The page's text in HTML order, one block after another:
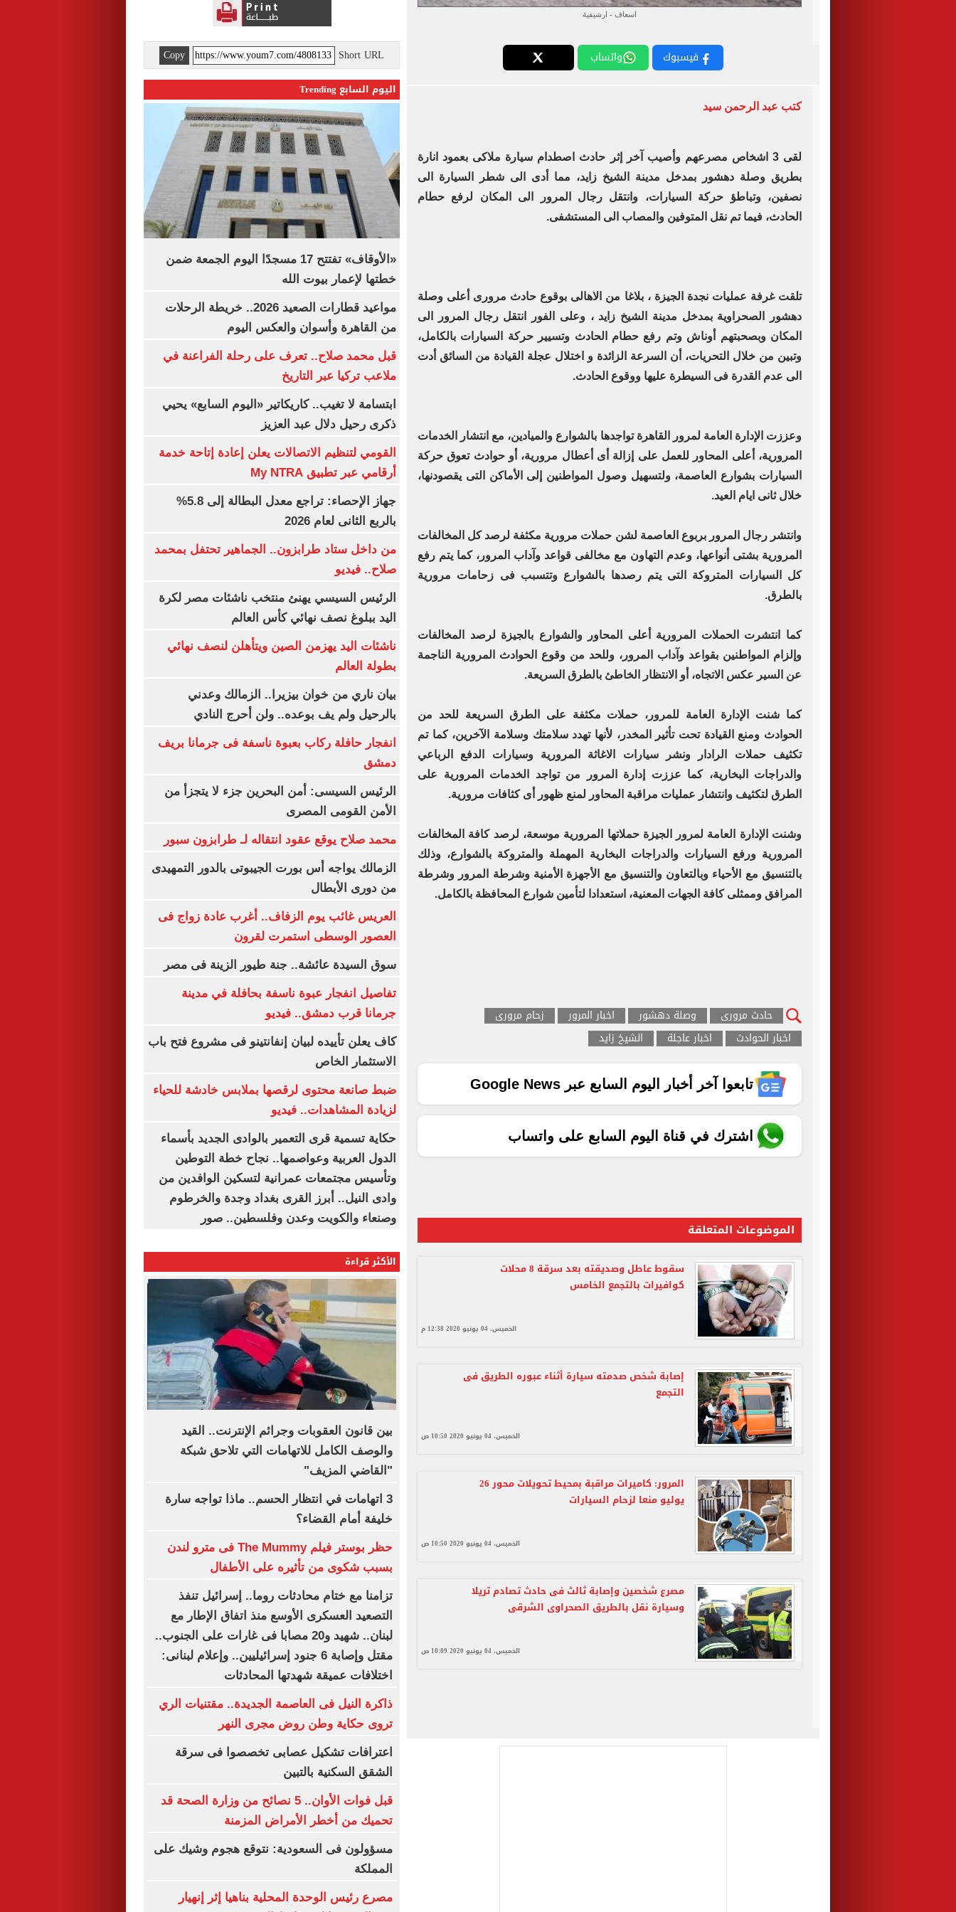
اسعاف - ارشيفية
فيسبوك واتساب
كتب عبد الرحمن سيد
لقى 3 اشخاص مصرعهم وأصيب آخر إثر حادث اصطدام سيارة ملاكى بعمود انارة
بطريق وصلة دهشور بمدخل مدينة الشيخ زايد، مما أدى الى شطر السيارة الى
نصفين، وتباطؤ حركة السيارات، وانتقل رجال المرور الى المكان لرفع حطام
الحادث، فيما تم نقل المتوفين والمصاب الى المستشفى.
تلقت غرفة عمليات نجدة الجيزة ، بلاغا من الاهالى بوقوع حادث مرورى أعلى وصلة
دهشور الصحراوية بمدخل مدينة الشيخ زايد ، وعلى الفور انتقل رجال المرور الى
المكان وبصحبتهم أوناش وتم رفع حطام الحادث وتسيير حركة السيارات بالكامل،
وتبين من خلال التحريات، أن السرعة الزائدة و اختلال عجلة القيادة من السائق أدت
الى عدم القدرة فى السيطرة عليها ووقوع الحادث.
وعززت الإدارة العامة لمرور القاهرة تواجدها بالشوارع والميادين، مع انتشار الخدمات
المرورية، أعلى المحاور للعمل على إزالة أى أعطال مرورية، أو حوادث تعوق حركة
السيارات بشوارع العاصمة، ولتسهيل وصول المواطنين إلى الأماكن التى يقصودنها،
خلال ثانى ايام العيد.
وانتشر رجال المرور بربوع العاصمة لشن حملات مرورية مكثفة لرصد كل المخالفات
المرورية بشتى أنواعها، وعدم التهاون مع مخالفى قواعد وآداب المرور، كما يتم رفع
كل السيارات المتروكة التى يتم رصدها بالشوارع وتتسبب فى زحامات مرورية
بالطرق.
كما انتشرت الحملات المرورية أعلى المحاور والشوارع بالجيزة لرصد المخالفات
وإلزام المواطنين بقواعد وآداب المرور، وللحد من وقوع الحوادث المرورية الناجمة
عن السير عكس الاتجاه، أو الانتظار الخاطئ بالطرق السريعة.
كما شنت اﻹدارة العامة للمرور، حملات مكثفة على الطرق السريعة للحد من
الحوادث ومنع القيادة تحت تأثير المخدر، لأنها تهدد سلامتك وسلامة الآخرين، كما تم
تكثيف حملات الرادار ونشر سيارات الاغاثة المرورية وسيارات الدفع الرباعي
والدراجات البخارية، كما عززت إدارة المرور من تواجد الخدمات المرورية على
الطرق لتكثيف وانتشار عمليات مراقبة المحاور لمنع ظهور أى كثافات مرورية.
وشنت الإدارة العامة لمرور الجيزة حملاتها المرورية موسعة، لرصد كافة المخالفات
المرورية ورفع السيارات والدراجات البخارية المهملة والمتروكة بالشوارع، وذلك
بالتنسيق مع الأحياء وبالتعاون والتنسيق مع الأجهزة الأمنية وشرطة المرور وشرطة
المرافق وممثلى كافة الجهات المعنية، استعدادا لتأمين شوارع المحافظة بالكامل.
حادث مرورى وصلة دهشور اخبار المرور
زحام مرورى
اخبار الحوادث
اخبار عاجلة الشيخ زايد
تابعوا آخر أخبار اليوم السابع عبر Google News
اشترك في قناة اليوم السابع على واتساب
الموضوعات المتعلقة
سقوط عاطل وصديقته بعد سرقة 8 محلات
كوافيرات بالتجمع الخامس
الخميس، 04 يونيو 2020 12:38 م
إصابة شخص صدمته سيارة أثناء عبوره الطريق فى
التجمع
الخميس، 04 يونيو 2020 10:50 ص
المرور: كاميرات مراقبة بمحيط تحويلات محور 26
يوليو منعا لزحام السيارات
الخميس، 04 يونيو 2020 10:50 ص
مصرع شخصين وإصابة ثالث فى حادث تصادم تريلا
وسيارة نقل بالطريق الصحراوى الشرقى
الخميس، 04 يونيو 2020 10:09 ص
Short URL
Copy
اليوم السابع Trending
«الأوقاف» تفتتح 17 مسجدًا اليوم الجمعة ضمن
خطتها لإعمار بيوت الله
مواعيد قطارات الصعيد 2026.. خريطة الرحلات
من القاهرة وأسوان والعكس اليوم
قبل محمد صلاح.. تعرف على رحلة الفراعنة في
ملاعب تركيا عبر التاريخ
ابتسامة لا تغيب.. كاريكاتير «اليوم السابع» يحيي
ذكرى رحيل دلال عبد العزيز
القومي لتنظيم الاتصالات يعلن إعادة إتاحة خدمة
أرقامي عبر تطبيق My NTRA
جهاز الإحصاء: تراجع معدل البطالة إلى 5.8%
بالربع الثانى لعام 2026
من داخل ستاد طرابزون.. الجماهير تحتفل بمحمد
صلاح.. فيديو
الرئيس السيسي يهنئ منتخب ناشئات مصر لكرة
اليد ببلوغ نصف نهائي كأس العالم
ناشئات اليد يهزمن الصين ويتأهلن لنصف نهائي
بطولة العالم
بيان ناري من خوان بيزيرا.. الزمالك وعدني
بالرحيل ولم يف بوعده.. ولن أحرج النادي
انفجار حافلة ركاب بعبوة ناسفة فى جرمانا بريف
دمشق
الرئيس السيسى: أمن البحرين جزء لا يتجزأ من
الأمن القومى المصرى
محمد صلاح يوقع عقود انتقاله لـ طرابزون سبور
الزمالك يواجه أس بورت الجيبوتى بالدور التمهيدى
من دورى الأبطال
العريس غائب يوم الزفاف.. أغرب عادة زواج فى
العصور الوسطى استمرت لقرون
سوق السيدة عائشة.. جنة طيور الزينة فى مصر
تفاصيل انفجار عبوة ناسفة بحافلة في مدينة
جرمانا قرب دمشق.. فيديو
كاف يعلن تأييده لبيان إنفانتينو فى مشروع فتح باب
الاستثمار الخاص
ضبط صانعة محتوى لرقصها بملابس خادشة للحياء
لزيادة المشاهدات.. فيديو
حكاية تسمية قرى التعمير بالوادى الجديد بأسماء
الدول العربية وعواصمها.. نجاح خطة التوطين
وتأسيس مجتمعات عمرانية لتسكين الوافدين من
وادى النيل.. أبرز القرى بغداد وجدة والخرطوم
وصنعاء والكويت وعدن وفلسطين.. صور
الأكثر قراءة
بين قانون العقوبات وجرائم الإنترنت.. القيد
والوصف الكامل للاتهامات التي تلاحق شبكة
"القاضي المزيف"
3 اتهامات في انتظار الحسم.. ماذا تواجه سارة
خليفة أمام القضاء؟
حظر بوستر فيلم The Mummy فى مترو لندن
بسبب شكوى من تأثيره على الأطفال
تزامنا مع ختام محادثات روما.. إسرائيل تنفذ
التصعيد العسكرى الأوسع منذ اتفاق الإطار مع
لبنان.. شهيد و20 مصابا فى غارات على الجنوب..
مقتل وإصابة 6 جنود إسرائيليين.. وإعلام لبنانى:
اختلافات عميقة شهدتها المحادثات
ذاكرة النيل فى العاصمة الجديدة.. مقتنيات الري
تروى حكاية وطن روض مجرى النهر
اعترافات تشكيل عصابى تخصصوا فى سرقة
الشقق السكنية بالتبين
قبل فوات الأوان.. 5 نصائح من وزارة الصحة قد
تحميك من أخطر الأمراض المزمنة
مسؤولون فى السعودية: نتوقع هجوم وشيك على
المملكة
مصرع رئيس الوحدة المحلية بناهيا إثر إنهيار